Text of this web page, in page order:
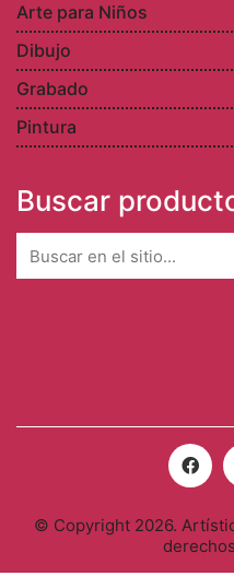
Arte para Niños
Dibujo
Grabado
Pintura
Buscar
for:
© Copyright 2026.